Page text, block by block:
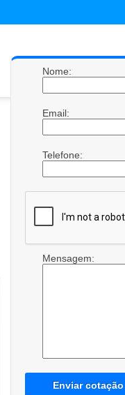
Nome:
Email:
Telefone:
Mensagem:
Enviar cotação